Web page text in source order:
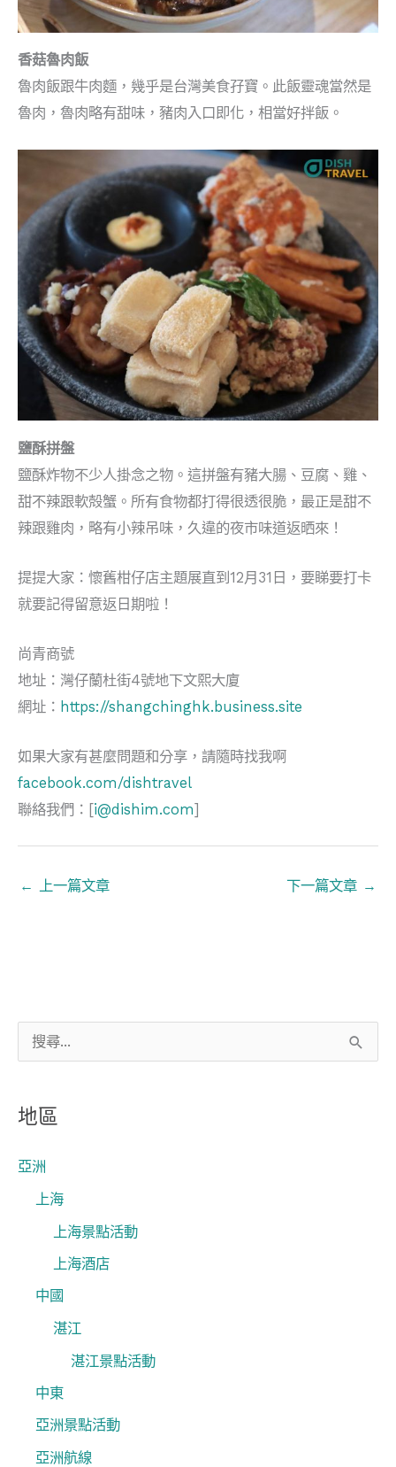
關
字
地區
亞洲
上海
上海景點活動
上海酒店
中國
湛江
湛江景點活動
中東
亞洲景點活動
亞洲航線
香菇魯肉飯
魯肉飯跟牛肉麵，幾乎是台灣美食孖寶。此飯靈魂當然是
魯肉，魯肉略有甜味，豬肉入口即化，相當好拌飯。
鹽酥拼盤
鹽酥炸物不少人掛念之物。這拼盤有豬大腸、豆腐、雞、
甜不辣跟軟殻蟹。所有食物都打得很透很脆，最正是甜不
辣跟雞肉，略有小辣吊味，久違的夜市味道返晒來！
提提大家：懷舊柑仔店主題展直到12月31日，要睇要打卡
就要記得留意返日期啦！
尚青商號
地址：灣仔蘭杜街4號地下文熙大廈
網址： https://shangchinghk.business.site
如果大家有甚麼問題和分享，請隨時找我啊
facebook.com/dishtravel
聯絡我們：[i@dishim.com]
← 上一篇文章 下一篇文章 →